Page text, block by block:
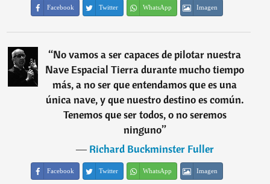
Facebook Twitter WhatsApp Imagen
“No vamos a ser capaces de pilotar nuestra
Nave Espacial Tierra durante mucho tiempo
más, a no ser que entendamos que es una
única nave, y que nuestro destino es común.
Tenemos que ser todos, o no seremos
ninguno”
―Richard Buckminster Fuller
Facebook Twitter WhatsApp Imagen